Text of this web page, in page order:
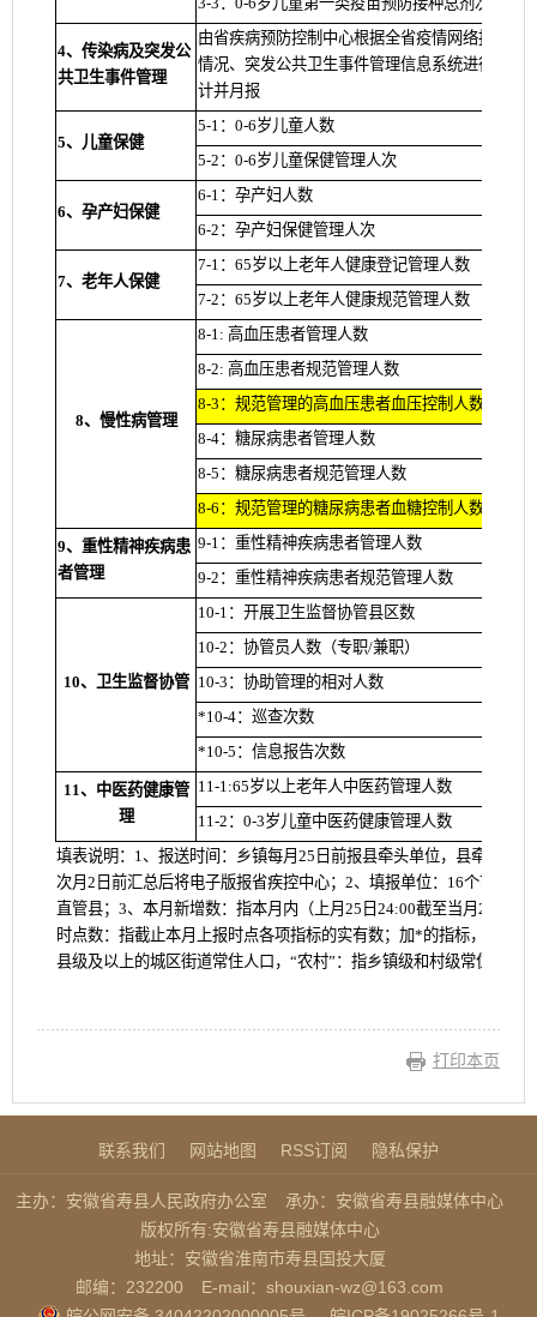
4、传染病及突发公
共卫生事件管理
由省疾病预防控制中心根据全省疫情网络报告
情况、突发公共卫生事件管理信息系统进行统
计并月报
5、儿童保健
5-1：0-6岁儿童人数
5-2：0-6岁儿童保健管理人次
6、孕产妇保健
6-1：孕产妇人数
6-2：孕产妇保健管理人次
7、老年人保健
7-1：65岁以上老年人健康登记管理人数
7-2：65岁以上老年人健康规范管理人数
8、慢性病管理
8-1: 高血压患者管理人数
8-2: 高血压患者规范管理人数
8-3：规范管理的高血压患者血压控制人数
8-4：糖尿病患者管理人数
8-5：糖尿病患者规范管理人数
8-6：规范管理的糖尿病患者血糖控制人数
9、重性精神疾病患
者管理
9-1：重性精神疾病患者管理人数
9-2：重性精神疾病患者规范管理人数
10、卫生监督协管
10-1：开展卫生监督协管县区数
10-2：协管员人数（专职/兼职）
10-3：协助管理的相对人数
*10-4：巡查次数
*10-5：信息报告次数
11、中医药健康管
理
11-1:65岁以上老年人中医药管理人数
11-2：0-3岁儿童中医药健康管理人数
填表说明：1、报送时间：乡镇每月 25日前报县牵头单位，县牵
次月2日前汇总后将电子版报省疾控中心；2、填报单位：16个市和2
直管县；3、本月新增数：指本月内（上月25日24:00截至当月25日
时点数：指截止本月上报时点各项指标的实有数；加*的指标，截止
县级及以上的城区街道常住人口，“农村”：指乡镇级和村级常住人口。
打印本页
联系我们 网站地图 RSS订阅 隐私保护
主办：安徽省寿县人民政府办公室
承办：安徽省寿县融媒体中心
版权所有:安徽省寿县融媒体中心
地址：安徽省淮南市寿县国投大厦
邮编：232200
E-mail：shouxian-wz@163.com